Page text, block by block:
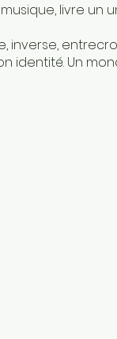
livre un
identité. Un